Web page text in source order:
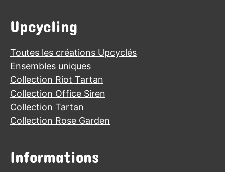
Upcycling
Toutes les créations Upcyclés
Ensembles uniques
Collection Riot Tartan
Collection Office Siren
Collection Tartan
Collection Rose Garden
Informations